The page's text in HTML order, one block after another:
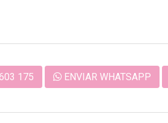
175 ENVIAR WHATSAPP